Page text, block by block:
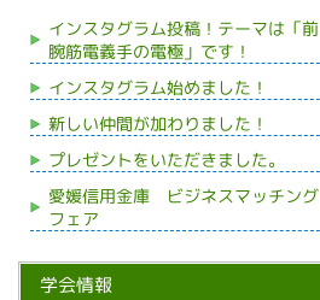
インスタグラム投稿！テーマは「前
腕筋電義手の電極」です！
インスタグラム始めました！
新しい仲間が加わりました！
プレゼントをいただきました。
愛媛信用金庫 ビジネスマッチング
フェア
学会情報